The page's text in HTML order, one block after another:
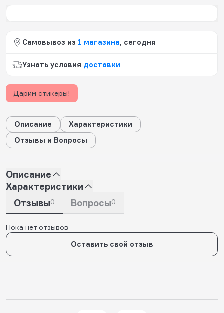
Самовывоз из 1 магазина, сегодня
Узнать условия доставки
Дарим стикеры!
Описание
Характеристики
Отзывы и Вопросы
Описание
Характеристики
Отзывы0 Вопросы0
Пока нет отзывов
Оставить свой отзыв